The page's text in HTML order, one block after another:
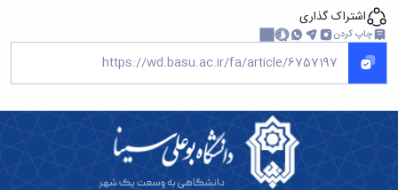
اشتراک گذاری
چاپ کردن